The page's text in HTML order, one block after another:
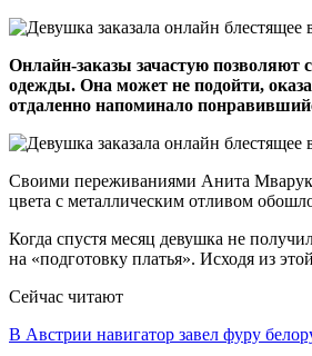
Онлайн-заказы зачастую позволяют
одежды. Она может не подойти,
отдаленно напоминало
Своими переживаниями Анита Мваруки
цвета с металлическим отливом
Когда спустя месяц девушка не
на «подготовку платья». Исходя из
Сейчас читают
В Австрии навигатор завел фуру